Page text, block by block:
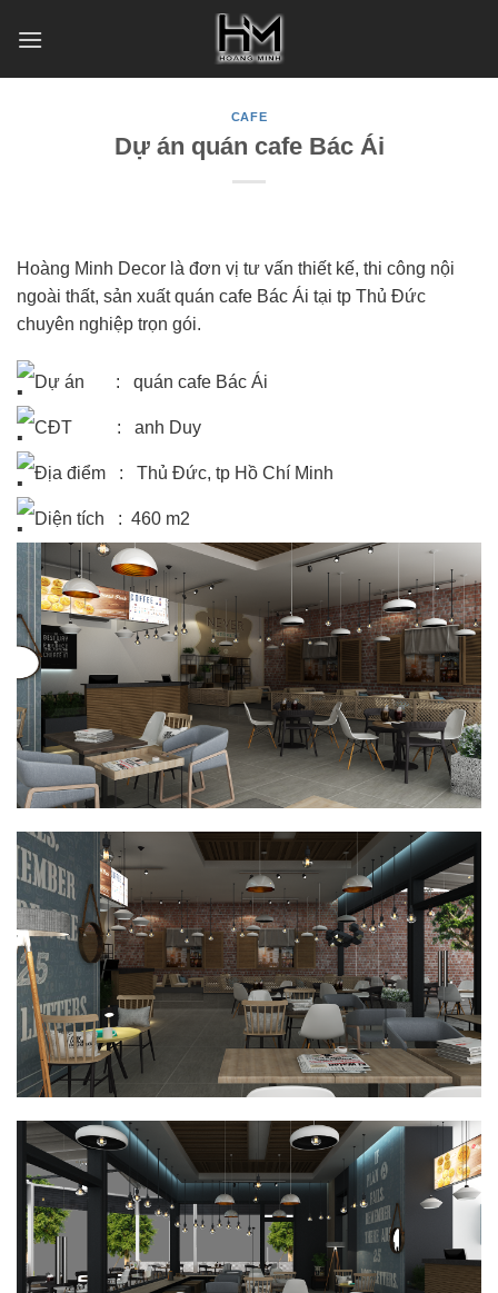
CAFE
Dự án quán cafe Bác Ái
Hoàng Minh Decor là đơn vị tư vấn thiết kế, thi công nội
ngoài thất, sản xuất quán cafe Bác Ái tại tp Thủ Đức
chuyên nghiệp trọn gói.
Dự án : quán cafe Bác Ái
CĐT : anh Duy
Địa điểm : Thủ Đức, tp Hồ Chí Minh
Diện tích : 460 m2